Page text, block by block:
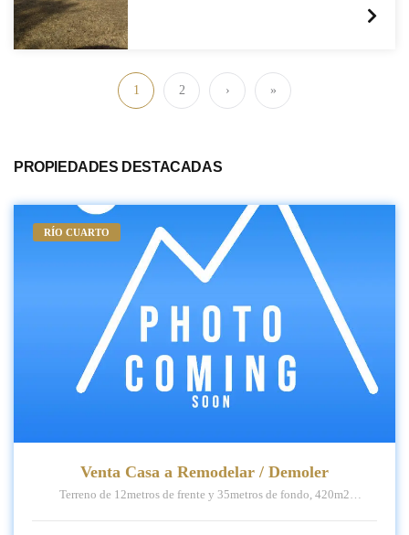
1 2 › »
PROPIEDADES DESTACADAS
RÍO CUARTO
Venta Casa a Remodelar / Demoler
Terreno de 12metros de frente y 35metros de fondo, 420m2